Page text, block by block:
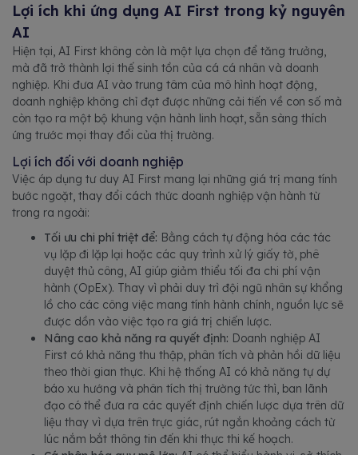
Lợi ích khi ứng dụng AI First trong kỷ nguyên
AI
Hiện tại, AI First không còn là một lựa chọn để tăng trưởng,
mà đã trở thành lợi thế sinh tồn của cá cá nhân và doanh
nghiệp. Khi đưa AI vào trung tâm của mô hình hoạt động,
doanh nghiệp không chỉ đạt được những cải tiến về con số mà
còn tạo ra một bộ khung vận hành linh hoạt, sẵn sàng thích
ứng trước mọi thay đổi của thị trường.
Lợi ích đối với doanh nghiệp
Việc áp dụng tư duy AI First mang lại những giá trị mang tính
bước ngoặt, thay đổi cách thức doanh nghiệp vận hành từ
trong ra ngoài:
Tối ưu chi phí triệt để: Bằng cách tự động hóa các tác
vụ lặp đi lặp lại hoặc các quy trình xử lý giấy tờ, phê
duyệt thủ công, AI giúp giảm thiểu tối đa chi phí vận
hành (OpEx). Thay vì phải duy trì đội ngũ nhân sự khổng
lồ cho các công việc mang tính hành chính, nguồn lực sẽ
được dồn vào việc tạo ra giá trị chiến lược.
Nâng cao khả năng ra quyết định: Doanh nghiệp AI
First có khả năng thu thập, phân tích và phản hồi dữ liệu
theo thời gian thực. Khi hệ thống AI có khả năng tự dự
báo xu hướng và phân tích thị trường tức thì, ban lãnh
đạo có thể đưa ra các quyết định chiến lược dựa trên dữ
liệu thay vì dựa trên trực giác, rút ngắn khoảng cách từ
lúc nắm bắt thông tin đến khi thực thi kế hoạch.